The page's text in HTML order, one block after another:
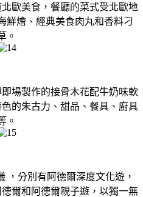
歐美食，餐廳的菜式受北歐地
鮮燴、經典美食肉丸和香料刁
。
場製作的接骨木花配牛奶味軟
的朱古力、甜品、餐具、廚具
。
，分別有阿德爾深度文化遊，
爾和阿德爾親子遊，以獨一無